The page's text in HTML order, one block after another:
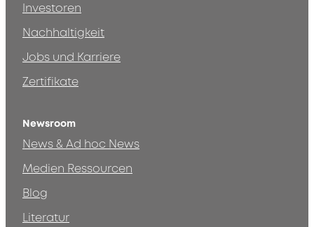
Investoren
Nachhaltigkeit
Jobs und Karriere
Zertifikate
Newsroom
News & Ad hoc News
Medien Ressourcen
Blog
Literatur